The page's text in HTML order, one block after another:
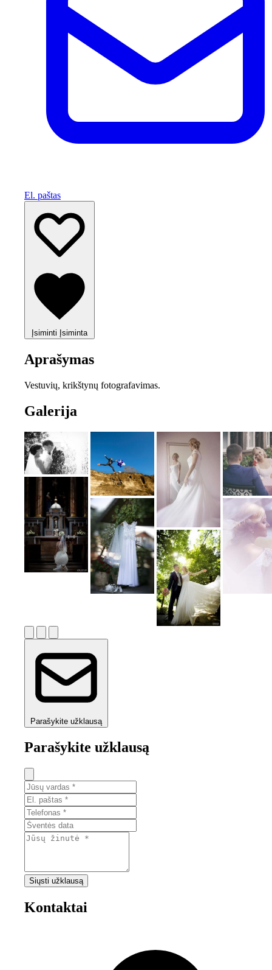
El. paštas
Įsiminti Įsiminta
Aprašymas
Vestuvių, krikštynų fotografavimas.
Galerija
Parašykite užklausą
Parašykite užklausą
Siųsti užklausą
Kontaktai